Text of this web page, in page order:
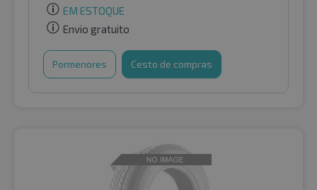
EM ESTOQUE
Envio gratuito
Pormenores Cesto de compras